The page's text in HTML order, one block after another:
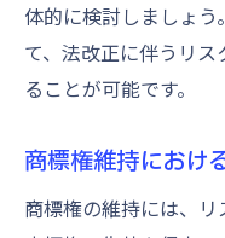
体的に検討しましょ
て、法改正に伴うリ
ることが可能です。
商標権維持におけ
商標権の維持には、リ